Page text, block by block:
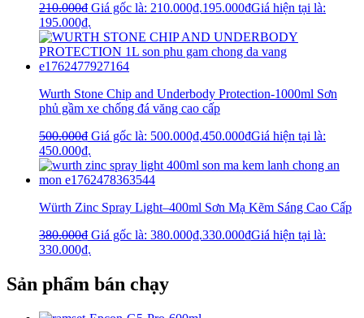
210.000₫ Giá gốc là: 210.000₫.195.000₫Giá hiện tại là:
195.000₫.
Wurth Stone Chip and Underbody Protection-1000ml Sơn
phủ gầm xe chống đá văng cao cấp
500.000₫ Giá gốc là: 500.000₫.450.000₫Giá hiện tại là:
450.000₫.
Würth Zinc Spray Light–400ml Sơn Mạ Kẽm Sáng Cao Cấp
380.000₫ Giá gốc là: 380.000₫.330.000₫Giá hiện tại là:
330.000₫.
Sản phẩm bán chạy